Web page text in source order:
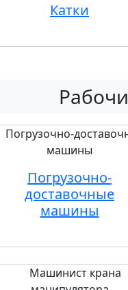
Катки
Погрузочно-
доставочные
машины